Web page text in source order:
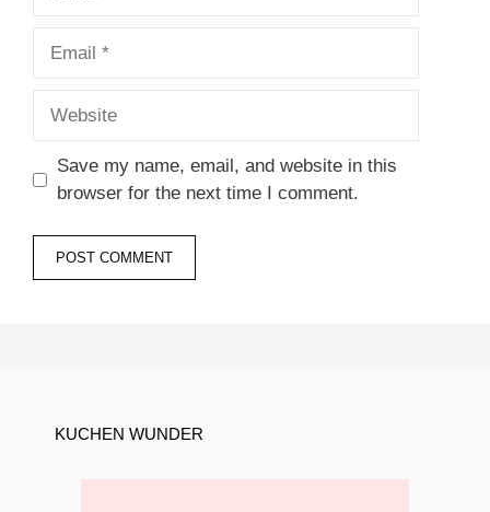
Save my name, email, and website in this
browser for the next time I comment.
KUCHEN WUNDER